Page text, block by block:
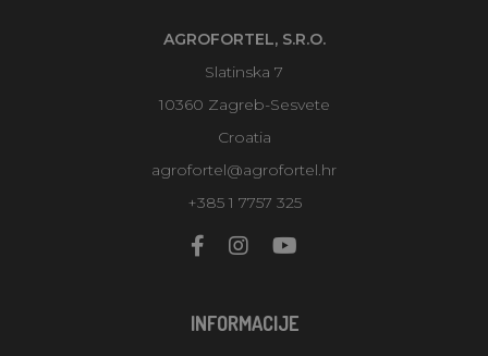
AGROFORTEL, S.R.O.
Slatinska 7
10360 Zagreb-Sesvete
Croatia
agrofortel@agrofortel.hr
+385 1 7757 325
INFORMACIJE